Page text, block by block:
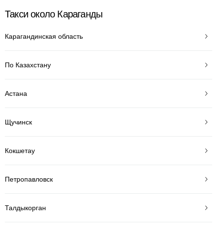
Такси около Караганды
Карагандинская область
По Казахстану
Астана
Щучинск
Кокшетау
Петропавловск
Талдыкорган